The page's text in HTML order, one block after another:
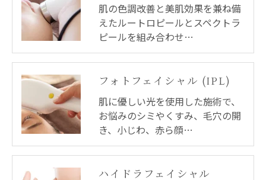
肌の色調改善と美肌効果を兼ね備
えたルートロピールとスペクトラ
ピールを組み合わせ…
フォトフェイシャル (IPL)
肌に優しい光を使用した施術で、
お悩みのシミやくすみ、毛穴の開
き、小じわ、赤ら顔…
ハイドラフェイシャル